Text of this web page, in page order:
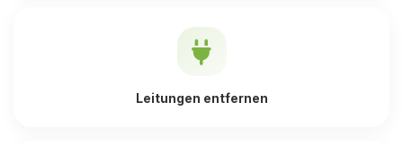
Leitungen entfernen